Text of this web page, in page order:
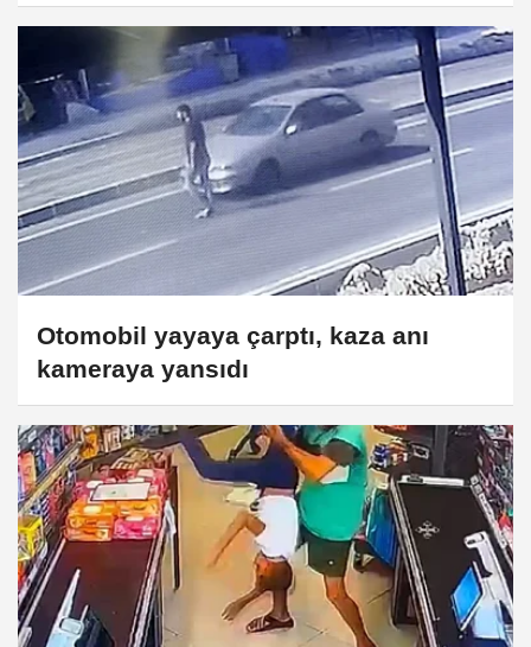
Otomobil yayaya çarptı, kaza anı
kameraya yansıdı